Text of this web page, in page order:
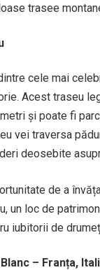
trasee
cele mai
Acest traseu
și poate fi
vei traversa
deosebite
de a
un loc de
iubitorii de
– Franța,